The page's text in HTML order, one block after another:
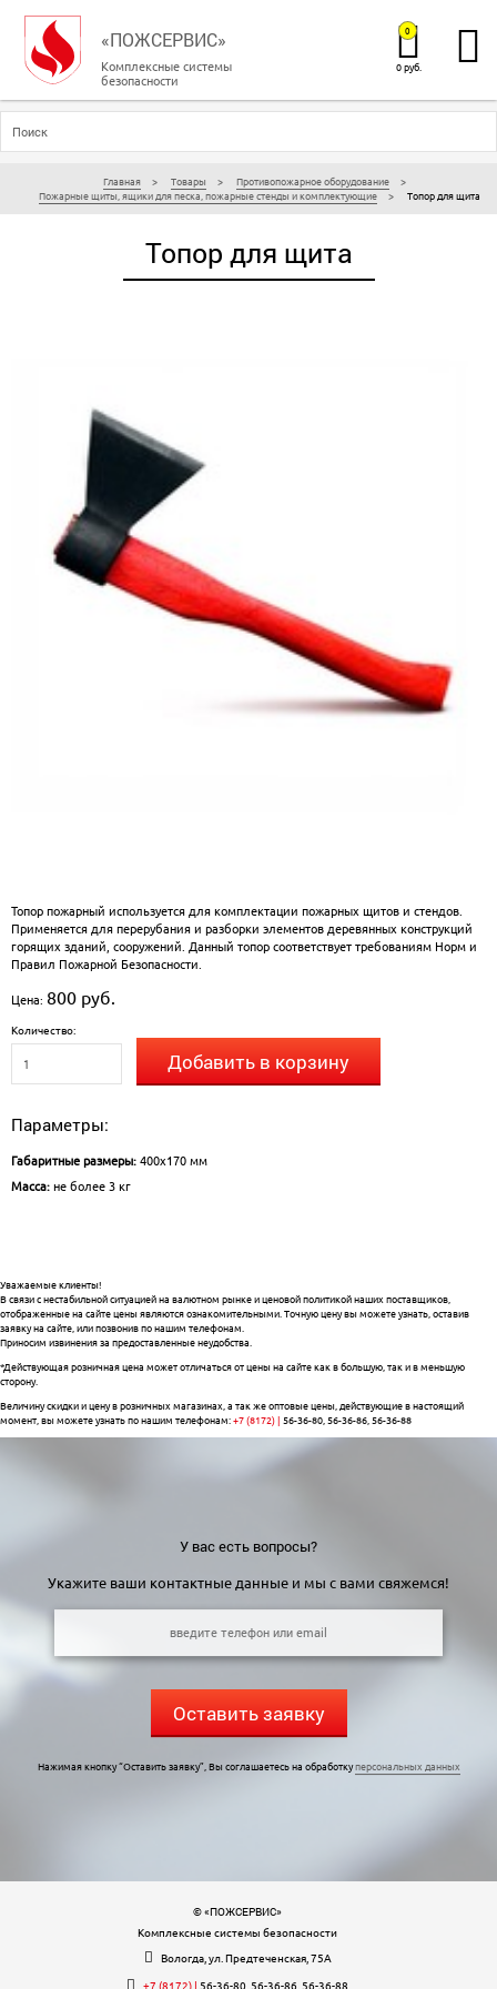
«ПОЖСЕРВИС»
Комплексные системы
безопасности
0
0 руб.
Главная Товары
Противопожарное оборудование
Пожарные щиты, ящики для песка, пожарные стенды и комплектующие
Топор для щита
Топор для щита
Топор пожарный используется для комплектации пожарных щитов и стендов.
Применяется для перерубания и разборки элементов деревянных конструкций
горящих зданий, сооружений. Данный топор соответствует требованиям Норм и
Правил Пожарной Безопасности.
Цена: 800 руб.
Количество:
Добавить в корзину
Параметры:
Габаритные размеры:400х170 мм
Масса:не более 3 кг
Уважаемые клиенты!
В связи с нестабильной ситуацией на валютном рынке и ценовой политикой наших поставщиков,
отображенные на сайте цены являются ознакомительными. Точную цену вы можете узнать, оставив
заявку на сайте, или позвонив по нашим телефонам.
Приносим извинения за предоставленные неудобства.
*Действующая розничная цена может отличаться от цены на сайте как в большую, так и в меньшую
сторону.
Величину скидки и цену в розничных магазинах, а так же оптовые цены, действующие в настоящий
момент, вы можете узнать по нашим телефонам:+7 (8172) | 56-36-80, 56-36-86, 56-36-88
У вас есть вопросы?
Укажите ваши контактные данные и мы с вами свяжемся!
Оставить заявку
Нажимая кнопку “Оставить заявку”, Вы соглашаетесь на обработкуперсональных данных
© «ПОЖСЕРВИС»
Комплексные системы безопасности
Вологда, ул. Предтеченская, 75А
+7 (8172) | 56-36-80, 56-36-86, 56-36-88